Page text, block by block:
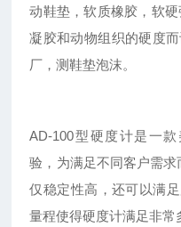
动鞋垫，软质橡胶，软
凝胶和动物组织的硬度
厂，测鞋垫泡沫。
AD-100型硬度计是一款
验，为满足不同客户需
仅稳定性高，还可以满
量程使得硬度计满足非常